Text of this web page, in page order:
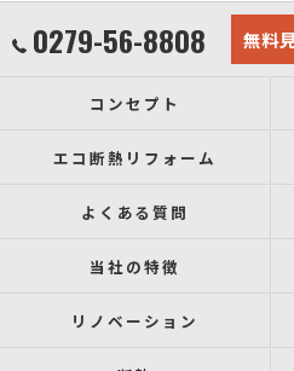
0279-56-8808 無料
コンセプト
エコ断熱リフォーム
よくある質問
当社の特徴
リノベーション